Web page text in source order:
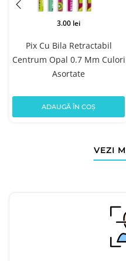
Pix Cu Bila Retractabil
Centrum Opal 0.7 Mm Culori
Asortate
3.00 lei
ADAUGĂ ÎN COȘ
VEZI